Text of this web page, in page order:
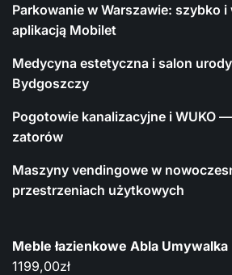
Parkowanie w Warszawie: szybko
aplikacją Mobilet
Medycyna estetyczna i salon
Bydgoszczy
Pogotowie kanalizacyjne i WUKO
zatorów
Maszyny vendingowe w
przestrzeniach użytkowych
Meble łazienkowe Abla
1199,00zł